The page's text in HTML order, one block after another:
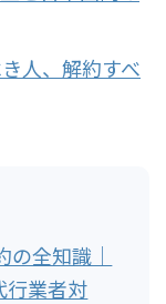
人、解約すべ
全知識｜
行業者対